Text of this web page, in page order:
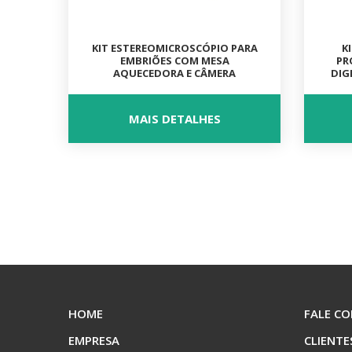
KIT ESTEREOMICROSCÓPIO PARA
EMBRIÕES COM MESA
AQUECEDORA E CÂMERA
MAIS DETALHES
HOME
EMPRESA
FALE